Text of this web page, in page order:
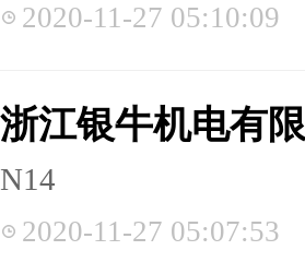
2020-11-27 05:10:09
浙江银牛机电有
N14
2020-11-27 05:07:53